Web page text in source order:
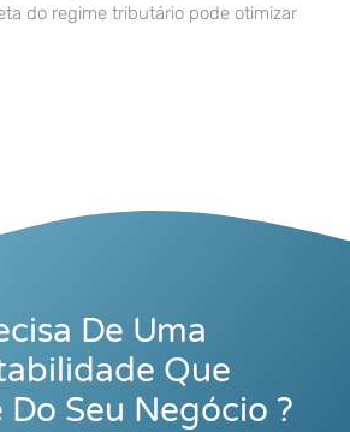
do regime tributário pode otimizar
De Uma
Que
Seu Negócio ?